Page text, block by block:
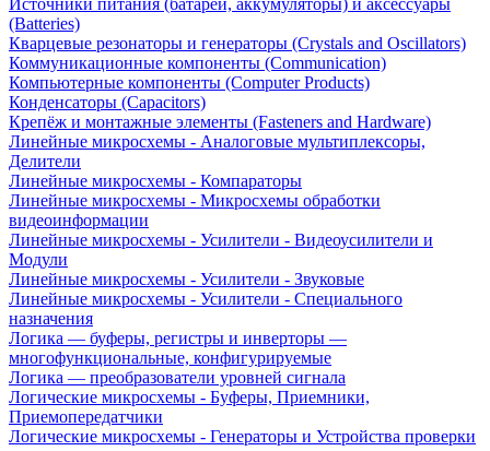
Источники питания (батареи, аккумуляторы) и аксессуары
(Batteries)
Кварцевые резонаторы и генераторы (Crystals and Oscillators)
Коммуникационные компоненты (Communication)
Компьютерные компоненты (Computer Products)
Конденсаторы (Capacitors)
Крепёж и монтажные элементы (Fasteners and Hardware)
Линейные микросхемы - Аналоговые мультиплексоры,
Делители
Линейные микросхемы - Компараторы
Линейные микросхемы - Микросхемы обработки
видеоинформации
Линейные микросхемы - Усилители - Видеоусилители и
Модули
Линейные микросхемы - Усилители - Звуковые
Линейные микросхемы - Усилители - Специального
назначения
Логика — буферы, регистры и инверторы —
многофункциональные, конфигурируемые
Логика — преобразователи уровней сигнала
Логические микросхемы - Буферы, Приемники,
Приемопередатчики
Логические микросхемы - Генераторы и Устройства проверки